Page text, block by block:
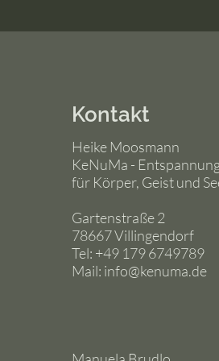
Kontakt
Heike Moosmann
KeNuMa -
für Körper, Geist und
Gartenstraße 2
78667 Villingendorf
Tel: +49 179 6749789
Mail: info@kenuma.de